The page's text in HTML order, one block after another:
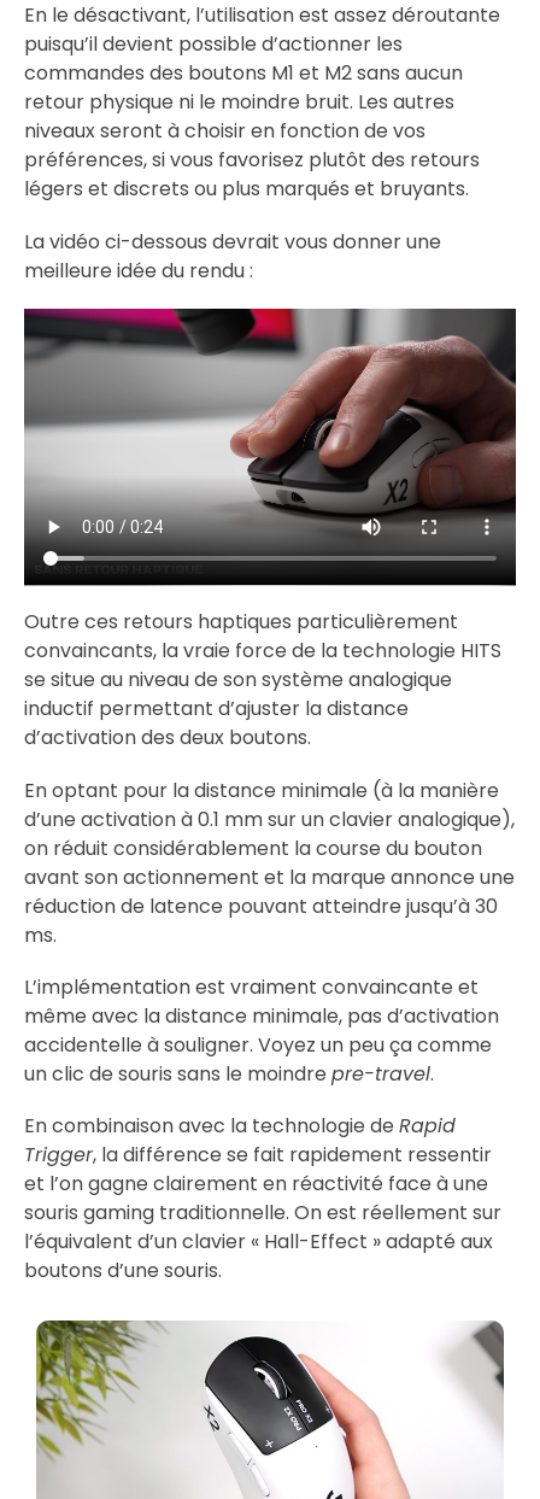
En le désactivant, l’utilisation est assez déroutante
puisqu’il devient possible d’actionner les
commandes des boutons M1 et M2 sans aucun
retour physique ni le moindre bruit. Les autres
niveaux seront à choisir en fonction de vos
préférences, si vous favorisez plutôt des retours
légers et discrets ou plus marqués et bruyants.
La vidéo ci-dessous devrait vous donner une
meilleure idée du rendu :
Outre ces retours haptiques particulièrement
convaincants, la vraie force de la technologie HITS
se situe au niveau de son système analogique
inductif permettant d’ajuster la distance
d’activation des deux boutons.
En optant pour la distance minimale (à la manière
d’une activation à 0.1 mm sur un clavier analogique),
on réduit considérablement la course du bouton
avant son actionnement et la marque annonce une
réduction de latence pouvant atteindre jusqu’à 30
ms.
L’implémentation est vraiment convaincante et
même avec la distance minimale, pas d’activation
accidentelle à souligner. Voyez un peu ça comme
un clic de souris sans le moindre pre-travel.
En combinaison avec la technologie de Rapid
Trigger, la différence se fait rapidement ressentir
et l’on gagne clairement en réactivité face à une
souris gaming traditionnelle. On est réellement sur
l’équivalent d’un clavier « Hall-Effect » adapté aux
boutons d’une souris.